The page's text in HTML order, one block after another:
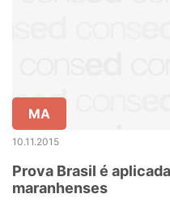
MA
10.11.2015
Prova Brasil é
maranhenses